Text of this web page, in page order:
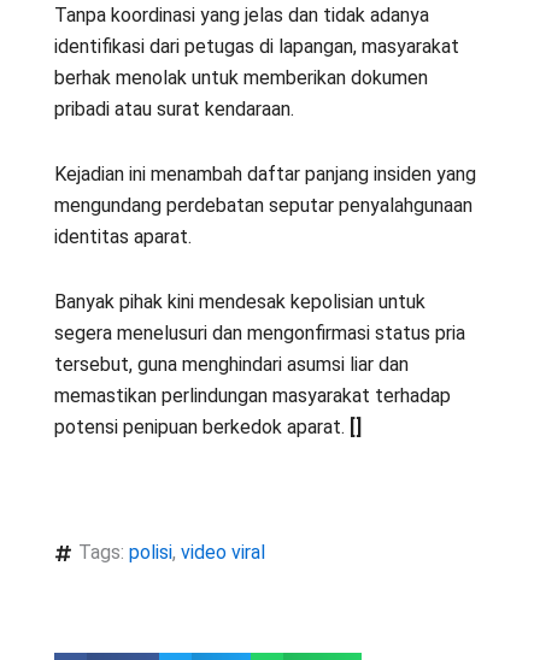
Tanpa koordinasi yang jelas dan tidak adanya
identifikasi dari petugas di lapangan, masyarakat
berhak menolak untuk memberikan dokumen
pribadi atau surat kendaraan.
Kejadian ini menambah daftar panjang insiden yang
mengundang perdebatan seputar penyalahgunaan
identitas aparat.
Banyak pihak kini mendesak kepolisian untuk
segera menelusuri dan mengonfirmasi status pria
tersebut, guna menghindari asumsi liar dan
memastikan perlindungan masyarakat terhadap
potensi penipuan berkedok aparat. []
Tags: polisi, video viral